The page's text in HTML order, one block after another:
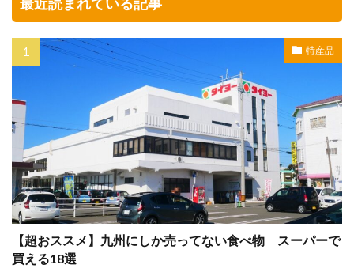
特産品
【超おススメ】九州にしか売ってない食べ物 スーパーで
買える18選